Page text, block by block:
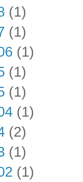
(1)
(1)
(1)
(1)
(1)
(1)
(2)
(1)
(1)